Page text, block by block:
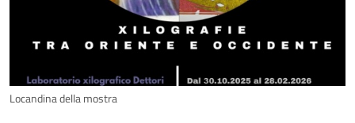
Locandina della mostra